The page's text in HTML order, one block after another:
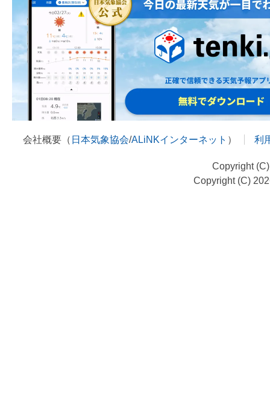
会社概要（ 日本気象協会/ALiNKインターネット ） 利
Copyright
Copyright (C)